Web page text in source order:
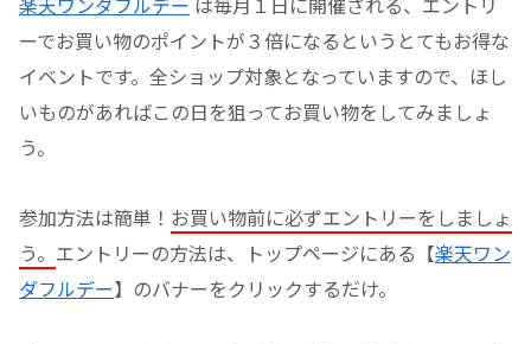
ーでお買い物のポイントが３倍になるというとてもお得な
イベントです。全ショップ対象となっていますので、ほし
いものがあればこの日を狙ってお買い物をしてみましょ
う。
参加方法は簡単！ お買い物前に必ずエントリーをしましょ
う。 エントリーの方法は、トップページにある【楽天ワン
ダフルデー】のバナーをクリックするだけ。